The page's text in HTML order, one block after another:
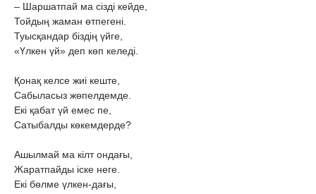
– Шаршатпай ма сізді кейде,
Тойдың жаман өтпегені.
Туысқандар біздің үйге,
«Үлкен үй» деп көп келеді.
Қонақ келсе жиі кеште,
Сабыласыз жөпелдемде.
Екі қабат үй емес пе,
Сатыбалды көкемдерде?
Ашылмай ма кілт ондағы,
Жаратпайды іске неге.
Екі бөлме үлкен-дағы,